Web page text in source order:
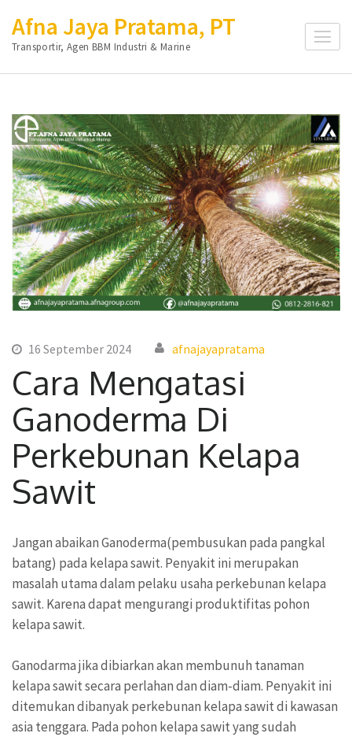
ke
konten
(Tekan
Afna Jaya Pratama, PT
Transportir, Agen BBM Industri & Marine
16 September 2024 afnajayapratama
Cara Mengatasi
Ganoderma Di
Perkebunan Kelapa
Sawit
Jangan abaikan Ganoderma(pembusukan pada pangkal
batang) pada kelapa sawit. Penyakit ini merupakan
masalah utama dalam pelaku usaha perkebunan kelapa
sawit. Karena dapat mengurangi produktifitas pohon
kelapa sawit.
Ganodarma jika dibiarkan akan membunuh tanaman
kelapa sawit secara perlahan dan diam-diam. Penyakit ini
ditemukan dibanyak perkebunan kelapa sawit di kawasan
asia tenggara. Pada pohon kelapa sawit yang sudah